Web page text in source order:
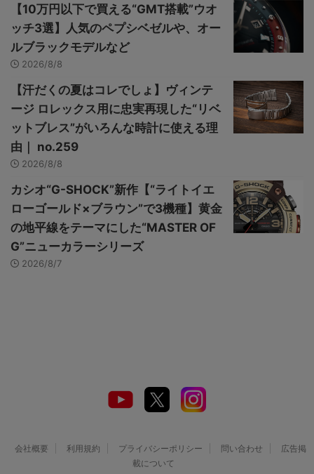
【10万円以下で買える“GMT搭載”ウオ
ッチ3選】人気のペプシベゼルや、オー
ルブラックモデルなど
2026/8/8
【汗だくの夏はコレでしょ】ヴィンテ
ージ ロレックス用に忠実再現した“リベ
ットブレス”がいろんな時計に使える理
由｜ no.259
2026/8/8
カシオ“G-SHOCK”新作【“ライトイエ
ローゴールド×ブラウン”で3機種】黄金
の地平線をテーマにした“MASTER OF
G”ニューカラーシリーズ
2026/8/7
会社概要 利用規約 プライバシーポリシー 問い合わせ
広告掲
載について